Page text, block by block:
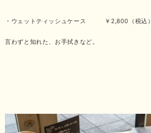
・ウェットティッシュケース ￥2,800（税込）
言わずと知れた、お手拭きなど。